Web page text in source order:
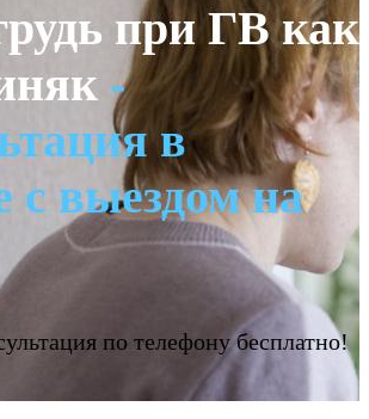
при ГВ как
-
в
с выездом на
по телефону бесплатно!